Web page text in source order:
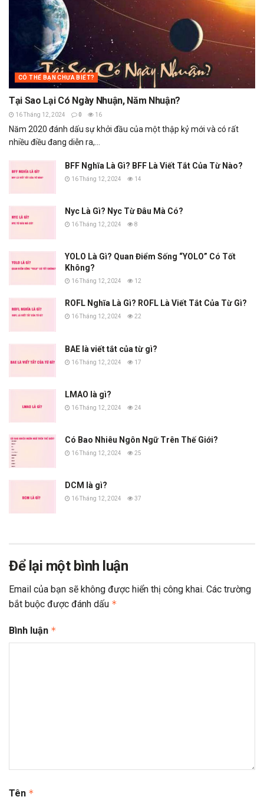
CÓ THỂ BẠN CHƯA BIẾT?
Tại Sao Lại Có Ngày Nhuận, Năm Nhuận?
16 Tháng 12, 2024 0 16
Năm 2020 đánh dấu sự khởi đầu của một thập kỷ mới và có rất
nhiều điều đang diễn ra,...
BFF Nghĩa Là Gì? BFF Là Viết Tắt Của Từ Nào?
16 Tháng 12, 2024 14
Nyc Là Gì? Nyc Từ Đâu Mà Có?
16 Tháng 12, 2024 8
YOLO Là Gì? Quan Điểm Sống “YOLO” Có Tốt
Không?
16 Tháng 12, 2024 12
ROFL Nghĩa Là Gì? ROFL Là Viết Tắt Của Từ Gì?
16 Tháng 12, 2024 22
BAE là viết tắt của từ gì?
16 Tháng 12, 2024 17
LMAO là gì?
16 Tháng 12, 2024 24
Có Bao Nhiêu Ngôn Ngữ Trên Thế Giới?
16 Tháng 12, 2024 25
DCM là gì?
16 Tháng 12, 2024 37
Để lại một bình luận
Email của bạn sẽ không được hiển thị công khai. Các trường
bắt buộc được đánh dấu *
Bình luận *
Tên *